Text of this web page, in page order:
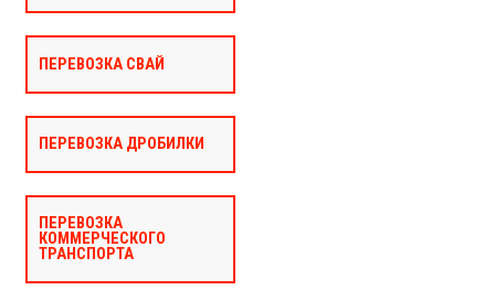
ПЕРЕВОЗКА СВАЙ
ПЕРЕВОЗКА ДРОБИЛКИ
ПЕРЕВОЗКА
КОММЕРЧЕСКОГО
ТРАНСПОРТА